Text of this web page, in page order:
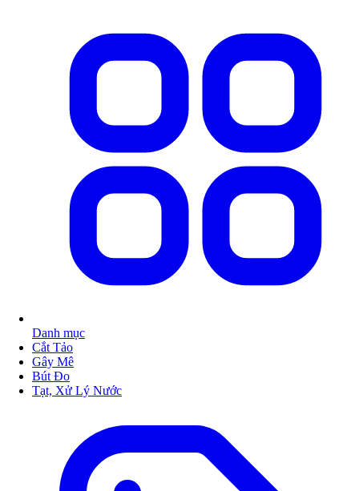
Danh mục
Cắt Tảo
Gây Mê
Bút Đo
Tạt, Xử Lý Nước